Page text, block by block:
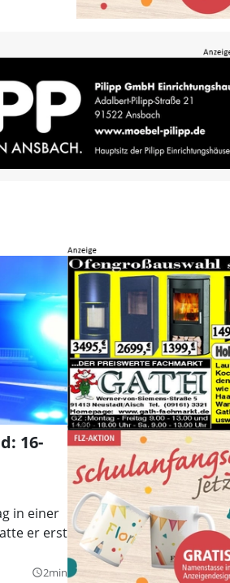
16-
in einer
er erst
query_builder2min